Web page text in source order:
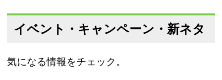
イベント・キャンペーン・新ネタ
気になる情報をチェック。